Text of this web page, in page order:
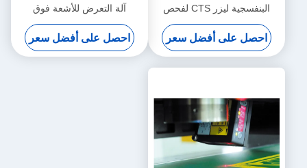
البنفسجية ليزر CTS لفحص
تقنية DMD DLP
احصل على أفضل سعر
آلة التعرض للأشعة فوق
البنفسجية النسيج
احصل على أفضل سعر